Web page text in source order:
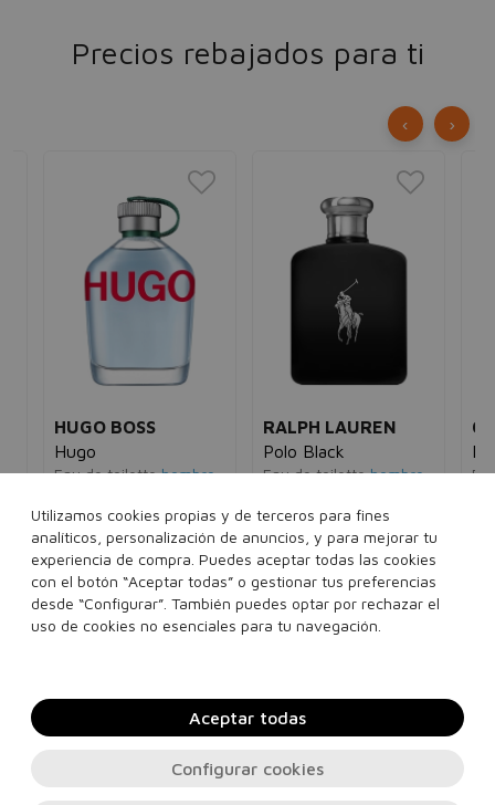
Precios rebajados para ti
HUGO BOSS
Hugo
Eau de toilette hombre
75 ml 125 ml
200 ml
Añadir a la cesta
RALPH LAUREN
Polo Black
Eau de toilette hombre
75 ml 125 ml
Añadir a la cesta
‹ ›
Utilizamos cookies propias y de terceros para fines
analíticos, personalización de anuncios, y para mejorar tu
experiencia de compra. Puedes aceptar todas las cookies
con el botón “Aceptar todas” o gestionar tus preferencias
desde “Configurar”. También puedes optar por rechazar el
uso de cookies no esenciales para tu navegación.
Configurar cookies
Aceptar todas